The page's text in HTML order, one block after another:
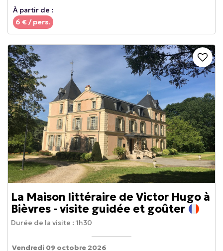
À partir de :
6 € / pers.
La Maison littéraire de Victor Hugo à
Bièvres - visite guidée et goûter
Durée de la visite : 1h30
Vendredi 09 octobre 2026